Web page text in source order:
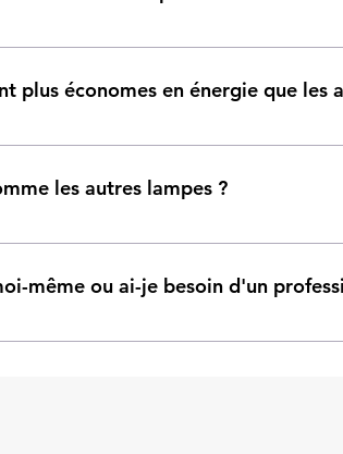
avec les projecteurs standards. Il
plus économes en énergie que
moins d'électricité que les
les autres lampes ?
ce qui les rend beaucoup plus sûres,
même ou ai-je besoin d'un
surtout si vous avez déjà des